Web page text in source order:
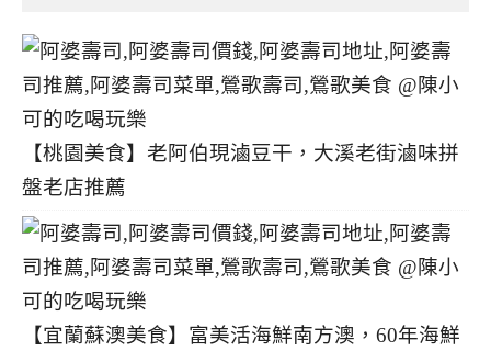
【桃園美食】老阿伯現滷豆干，大溪老街滷味拼
盤老店推薦
【宜蘭蘇澳美食】富美活海鮮南方澳，60年海鮮